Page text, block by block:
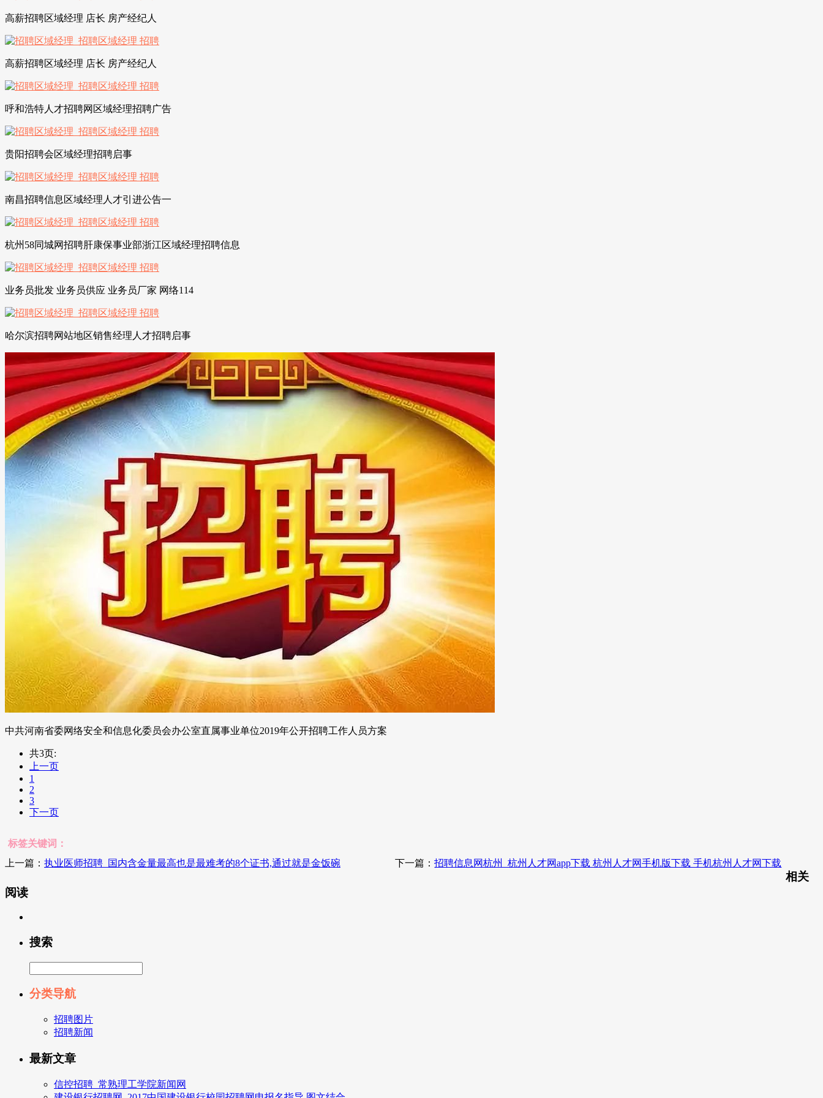
高薪招聘区域经理 店长 房产经纪人
高薪招聘区域经理 店长 房产经纪人
呼和浩特人才招聘网区域经理招聘广告
贵阳招聘会区域经理招聘启事
南昌招聘信息区域经理人才引进公告一
杭州58同城网招聘肝康保事业部浙江区域经理招聘信息
业务员批发 业务员供应 业务员厂家 网络114
哈尔滨招聘网站地区销售经理人才招聘启事
中共河南省委网络安全和信息化委员会办公室直属事业单位2019年公开招聘工作人员方案
共3页:
上一页
1
2
3
下一页
标签关键词：
上一篇： 执业医师招聘_国内含金量最高也是最难考的8个证书,通过就是金饭碗 下一篇：招聘信息网杭州_杭州人才网app下载 杭州人才网手机版下载 手机杭州人才网下载
相关
阅读
搜索
分类导航
招聘图片
招聘新闻
最新文章
信控招聘_常熟理工学院新闻网